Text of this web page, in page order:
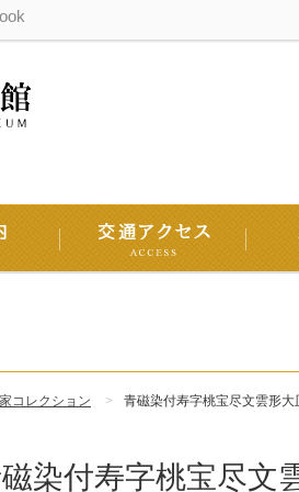
コレクション 青磁染付寿字桃宝尽文雲形大
染付寿字桃宝尽文